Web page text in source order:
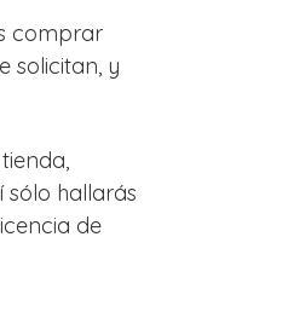
comprar
solicitan, y
hallarás
de